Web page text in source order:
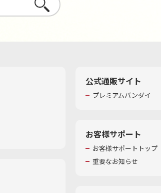
さがす
公式通販サイト
プレミアムバンダイ
お客様サポート
お客様サポートトップ
重要なお知らせ